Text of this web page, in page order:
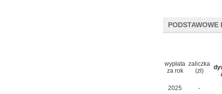
PODSTAWOWE
wypłata
za rok
zaliczka
(zł)
2025
-